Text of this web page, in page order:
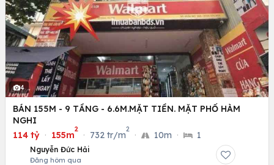
4
BÁN 155M - 9 TẦNG - 6.6M.MẶT TIỀN. MẶT PHỐ HÀM
NGHI
114 tỷ · 155m
2
· 732 tr/m
2
· 10m · 1
Nguyễn Đức Hải
Đăng hôm qua